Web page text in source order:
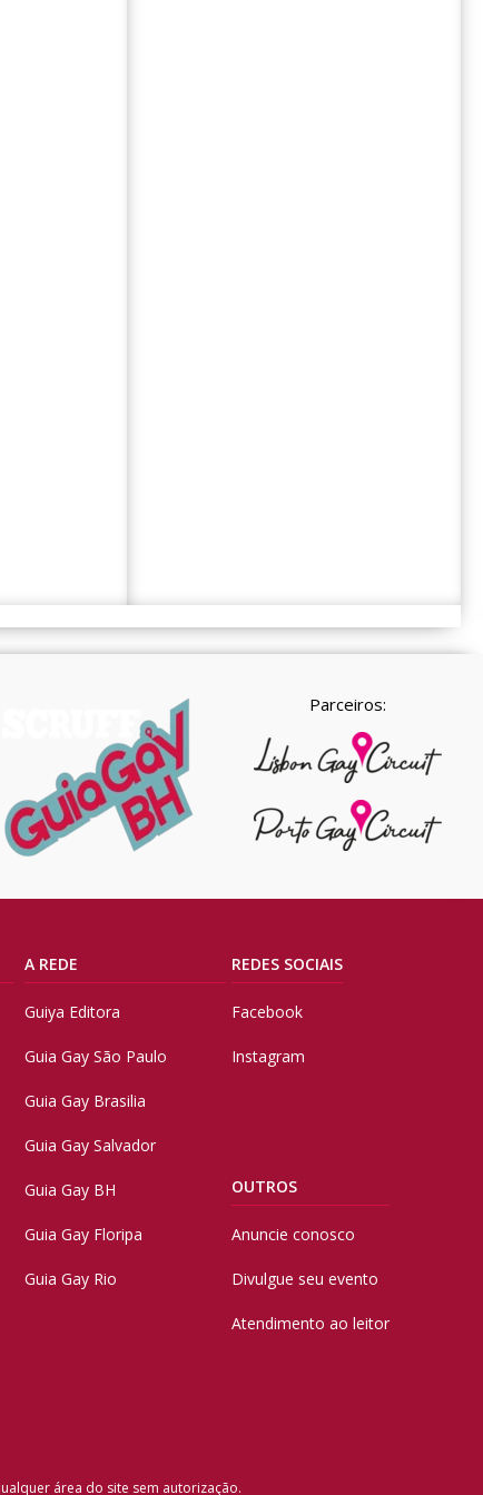
Parceiros:
A REDE
Guiya Editora
Guia Gay São Paulo
Guia Gay Brasilia
Guia Gay Salvador
Guia Gay BH
Guia Gay Floripa
Guia Gay Rio
REDES SOCIAIS
Facebook
Instagram
OUTROS
Anuncie conosco
Divulgue seu evento
Atendimento ao leitor
área do site sem autorização.